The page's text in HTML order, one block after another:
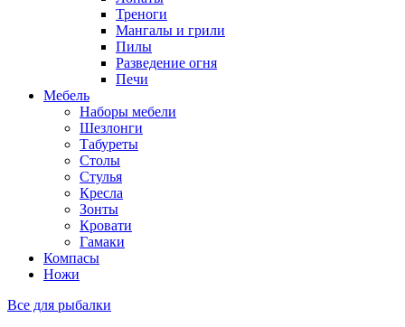
Треноги
Мангалы и грили
Пилы
Разведение огня
Печи
Мебель
Наборы мебели
Шезлонги
Табуреты
Столы
Стулья
Кресла
Зонты
Кровати
Гамаки
Компасы
Ножи
Все для рыбалки